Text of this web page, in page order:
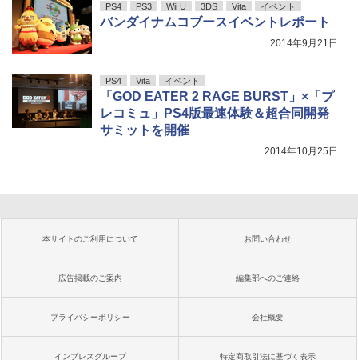
PS4 PS3 Wii U 3DS Vita イベント
バンダイナムコブースイベントレポート
2014年9月21日
PS4 Vita イベント
「GOD EATER 2 RAGE BURST」×「プ
レコミュ」PS4版最速体験＆超合同開発
サミットを開催
2014年10月25日
本サイトのご利用について お問い合わせ
広告掲載のご案内 編集部へのご連絡
プライバシーポリシー 会社概要
インプレスグループ 特定商取引法に基づく表示